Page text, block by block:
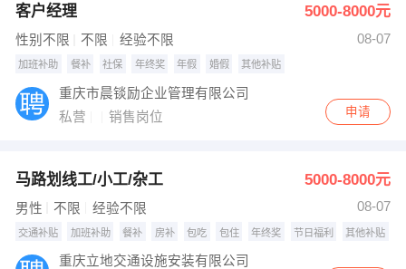
出纳 保险
编辑 法律
保洁
其他职位
客户经理 5000-8000元
性别不限 不限 经验不限 08-07
加班补助 餐补 社保 年终奖 年假 婚假 其他补贴
重庆市晨锬励企业管理有限公司
私营
销售岗位 申请
马路划线工/小工/杂工 5000-8000元
男性 不限 经验不限 08-07
交通补贴 加班补助 餐补 房补 包吃 包住 年终奖 节日福利 其他补贴
重庆立地交通设施安装有限公司